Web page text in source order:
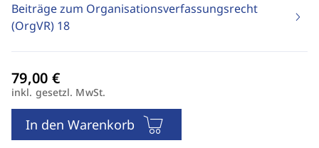
Beiträge zum Organisationsverfassungsrecht
(OrgVR) 18
inkl. gesetzl. MwSt.
In den Warenkorb